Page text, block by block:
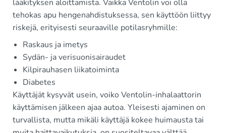
lääkityksen aloittamista. Vaikka Ventolin voi olla
tehokas apu hengenahdistuksessa, sen käyttöön liittyy
riskejä, erityisesti seuraaville potilasryhmille:
Raskaus ja imetys
Sydän- ja verisuonisairaudet
Kilpirauhasen liikatoiminta
Diabetes
Käyttäjät kysyvät usein, voiko Ventolin-inhalaattorin
käyttämisen jälkeen ajaa autoa. Yleisesti ajaminen on
turvallista, mutta mikäli käyttäjä kokee huimausta tai